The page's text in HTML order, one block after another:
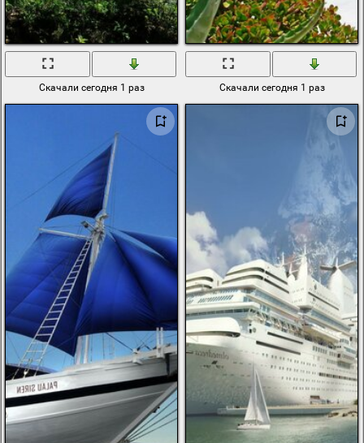
Скачали сегодня 1 раз Скачали сегодня 1 раз